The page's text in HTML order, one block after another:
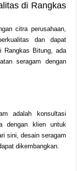
di Rangkas
citra perusahaan,
dan dapat
Rangkas Bitung, ada
seragam dengan
adalah konsultasi
dengan klien untuk
sini, desain seragam
dikembangkan.